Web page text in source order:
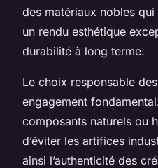
des matériaux nobles
un rendu esthétique
durabilité à long terme.
Le choix responsable
engagement
composants naturels ou
d’éviter les artifices
ainsi l’authenticité des